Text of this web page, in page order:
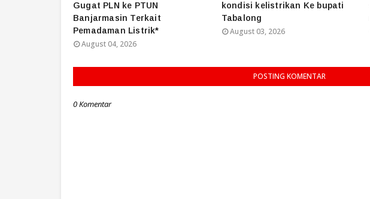
Gugat PLN ke PTUN
Banjarmasin Terkait
Pemadaman Listrik*
August 04, 2026
kondisi kelistrikan Ke bupati
Tabalong
August 03, 2026
POSTING KOMENTAR
0 Komentar